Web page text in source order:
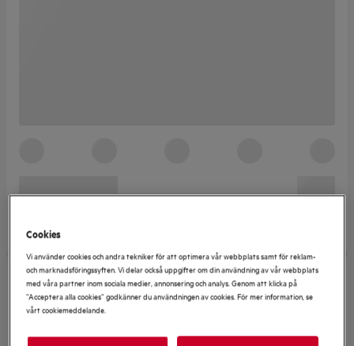
Cookies
Vi använder cookies och andra tekniker för att optimera vår webbplats samt för reklam-
och marknadsföringssyften. Vi delar också uppgifter om din användning av vår webbplats
med våra partner inom sociala medier, annonsering och analys. Genom att klicka på
”Acceptera alla cookies” godkänner du användningen av cookies. För mer information, se
vårt cookiemeddelande.